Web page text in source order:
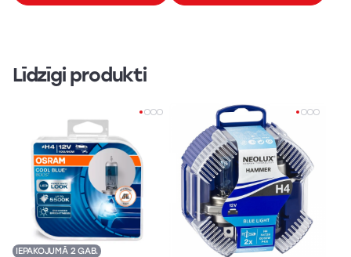
Līdzīgi produkti
IEPAKOJUMĀ 2 GAB.